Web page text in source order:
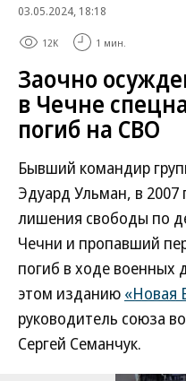
03.05.2024, 18:18
12K 1 мин.
Заочно
в Чечне
погиб на СВО
Бывший командир
Эдуард Ульман, в 2007
лишения свободы по
Чечни и пропавший
погиб в ходе военных
этом изданию «Новая
руководитель союза
Сергей Семанчук.